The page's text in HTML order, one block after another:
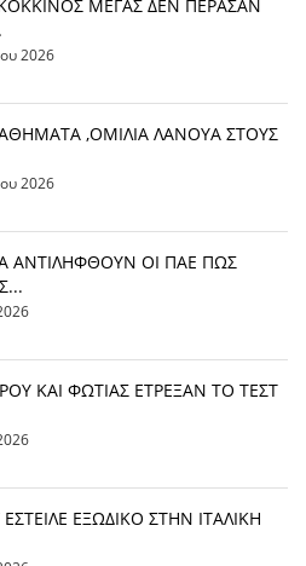
ΜΕΓΑΣ ΔΕΝ ΠΕΡΑΣΑΝ
2026
,ΟΜΙΛΙΑ ΛΑΝΟΥΑ ΣΤΟΥΣ
2026
ΑΝΤΙΛΗΦΘΟΥΝ ΟΙ ΠΑΕ ΠΩΣ
ΚΑΙ ΦΩΤΙΑΣ ΕΤΡΕΞΑΝ ΤΟ ΤΕΣΤ
ΕΞΩΔΙΚΟ ΣΤΗΝ ΙΤΑΛΙΚΗ